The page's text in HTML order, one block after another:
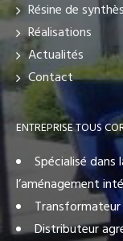
Résine de
Réalisations
Actualités
Contact
ENTREPRISE TOUS
Spécialisé
l’aménagement
Distributeur